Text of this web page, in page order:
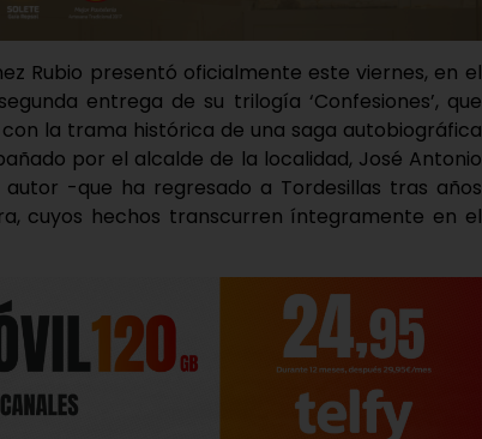
Rubio presentó oficialmente este viernes, en el
entrega de su trilogía ‘Confesiones’, que
con la trama histórica de una saga autobiográfica
por el alcalde de la localidad, José Antonio
autor -que ha regresado a Tordesillas tras años
cuyos hechos transcurren íntegramente en el